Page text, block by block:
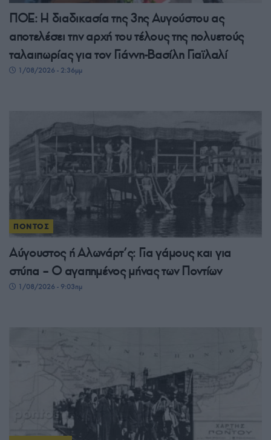
ΠΟΕ: Η διαδικασία της 3ης Αυγούστου ας
αποτελέσει την αρχή του τέλους της πολυετούς
ταλαιπωρίας για τον Γιάννη-Βασίλη Γιαϊλαλί
1/08/2026 - 2:36μμ
ΠΟΝΤΟΣ
Αύγουστος ή Αλωνάρτ’ς: Για γάμους και για
στύπα – Ο αγαπημένος μήνας των Ποντίων
1/08/2026 - 9:03πμ